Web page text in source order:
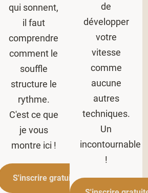
qui sonnent,
il faut
comprendre
comment le
souffle
structure le
rythme.
C'est ce que
je vous
montre ici !
S'inscrire gratuitement
de
développer
votre
vitesse
comme
aucune
autres
techniques.
Un
incontournable
!